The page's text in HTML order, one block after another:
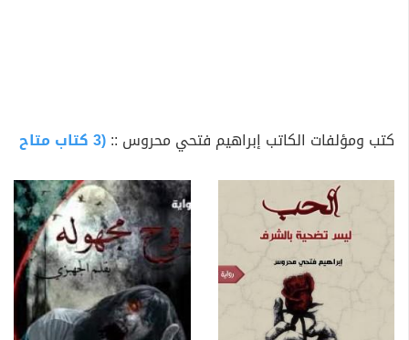
كتب ومؤلفات الكاتب إبراهيم فتحي محروس ::(3 كتاب متاح للتحميل)